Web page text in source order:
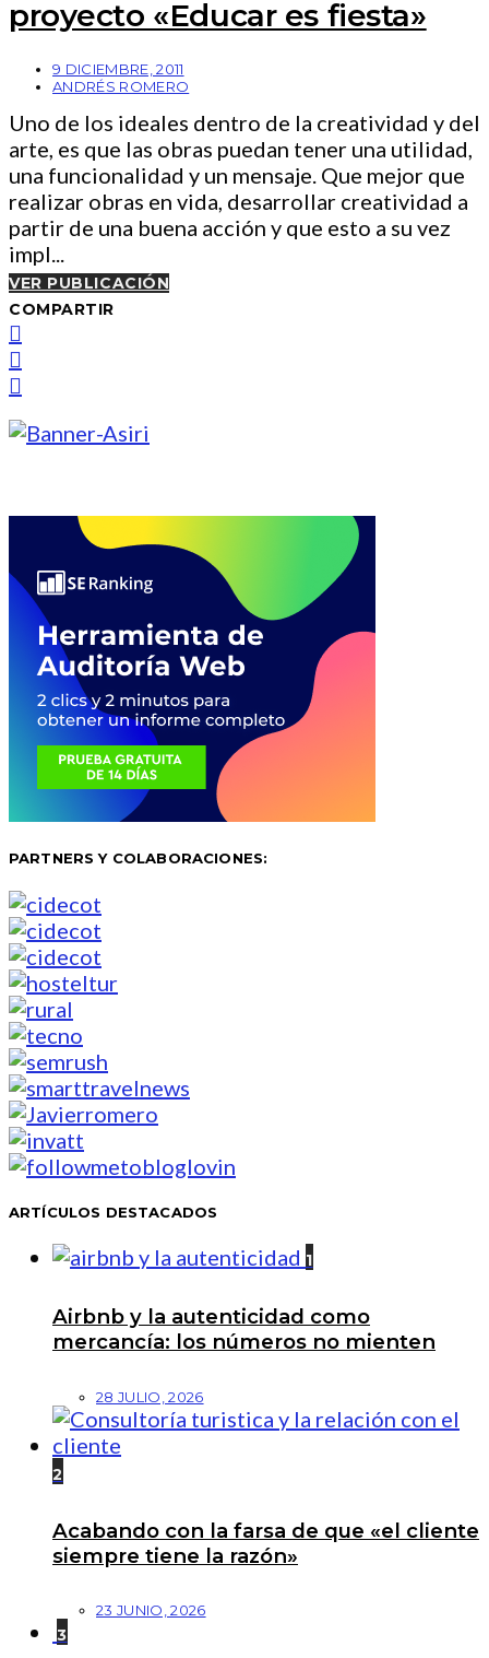
proyecto «Educar es fiesta»
9 DICIEMBRE, 2011
ANDRÉS ROMERO
Uno de los ideales dentro de la creatividad y del
arte, es que las obras puedan tener una utilidad,
una funcionalidad y un mensaje. Que mejor que
realizar obras en vida, desarrollar creatividad a
partir de una buena acción y que esto a su vez
impl...
VER PUBLICACIÓN
COMPARTIR
PARTNERS Y COLABORACIONES:
ARTÍCULOS DESTACADOS
1
Airbnb y la autenticidad como
mercancía: los números no mienten
28 JULIO, 2026
2
Acabando con la farsa de que «el cliente
siempre tiene la razón»
23 JUNIO, 2026
3